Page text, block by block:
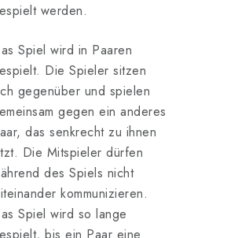
werden.
Spiel wird in Paaren
Die Spieler sitzen
gegenüber und spielen
gegen ein anderes
das senkrecht zu ihnen
Die Mitspieler dürfen
des Spiels nicht
kommunizieren.
Spiel wird so lange